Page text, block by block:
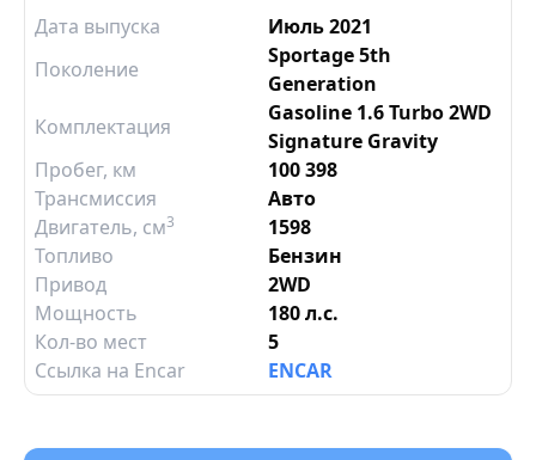
Дата выпуска
Июль 2021
Поколение
Sportage 5th
Generation
Комплектация
Gasoline 1.6 Turbo 2WD
Signature Gravity
Пробег, км
100 398
Трансмиссия
Авто
Двигатель, см3
1598
Топливо
Бензин
Привод
2WD
Мощность
180 л.с.
Кол-во мест
5
Ссылка на Encar
ENCAR